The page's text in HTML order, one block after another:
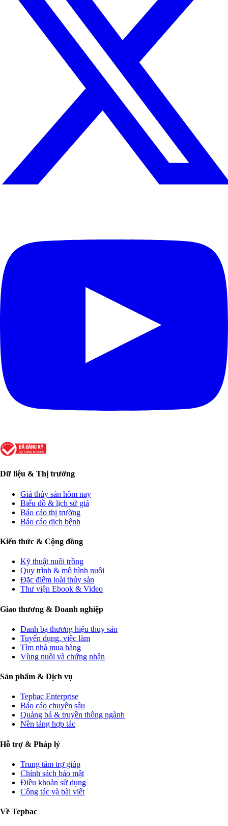
Dữ liệu & Thị trường
Giá thủy sản hôm nay
Biểu đồ & lịch sử giá
Báo cáo thị trường
Báo cáo dịch bệnh
Kiến thức & Cộng đồng
Kỹ thuật nuôi trồng
Quy trình & mô hình nuôi
Đặc điểm loài thủy sản
Thư viện Ebook & Video
Giao thương & Doanh nghiệp
Danh bạ thương hiệu thủy sản
Tuyển dụng, việc làm
Tìm nhà mua hàng
Vùng nuôi và chứng nhận
Sản phẩm & Dịch vụ
Tepbac Enterprise
Báo cáo chuyên sâu
Quảng bá & truyền thông ngành
Nền tảng hợp tác
Hỗ trợ & Pháp lý
Trung tâm trợ giúp
Chính sách bảo mật
Điều khoản sử dụng
Cộng tác và bài viết
Về Tepbac